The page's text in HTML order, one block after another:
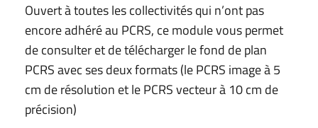
Ouvert à toutes les collectivités qui n’ont pas
encore adhéré au PCRS, ce module vous permet
de consulter et de télécharger le fond de plan
PCRS avec ses deux formats (le PCRS image à 5
cm de résolution et le PCRS vecteur à 10 cm de
précision)